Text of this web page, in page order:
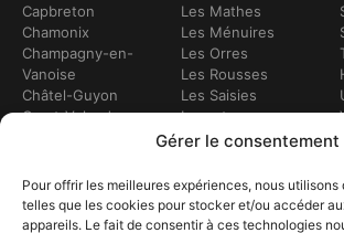
Gérer le consentement
Pour offrir les meilleures expériences, nous
telles que les cookies pour stocker et/ou accéder
appareils. Le fait de consentir à ces technologies
Capbreton
Chamonix
Champagny-en-
Vanoise
Châtel-Guyon
Crest-Voland
Embrun
Flumet
Frontignan
Les Mathes
Les Ménuires
Les Orres
Les Rousses
Les Saisies
Leucate
Lézignan-
Loudenvielle
Luchon
Luz-Saint-Sauveur